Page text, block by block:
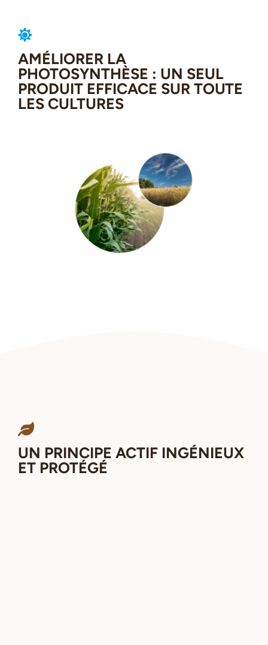
AMÉLIORER LA
PHOTOSYNTHÈSE : UN SEUL
PRODUIT EFFICACE SUR TOUTE
LES CULTURES
UN PRINCIPE ACTIF INGÉNIEUX
ET PROTÉGÉ